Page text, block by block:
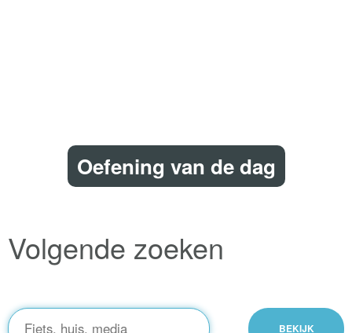
Oefening van de dag
Volgende zoeken